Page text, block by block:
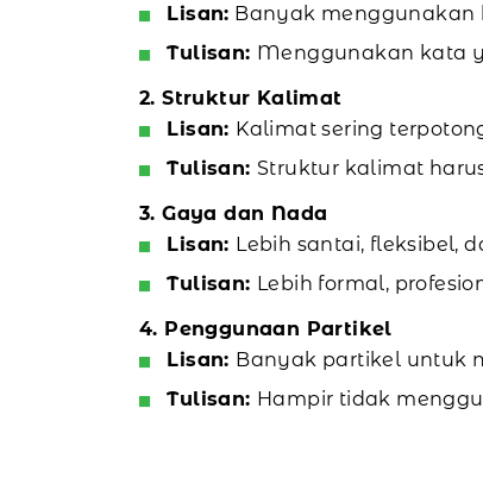
Lisan: Banyak menggunakan
Tulisan: Menggunakan kata
2. Struktur Kalimat
Lisan: Kalimat sering
Tulisan: Struktur kalimat
3. Gaya dan Nada
Lisan: Lebih santai, fleksibel,
Tulisan: Lebih formal,
4. Penggunaan Partikel
Lisan: Banyak partikel untuk
Tulisan: Hampir tidak